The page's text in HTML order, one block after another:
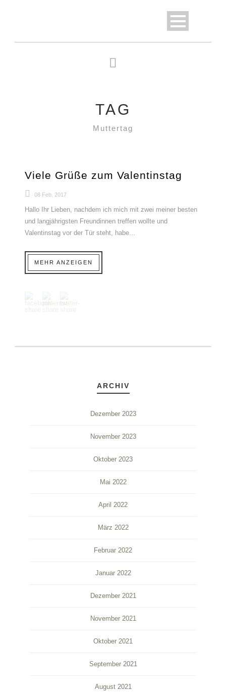
TAG
Muttertag
Viele Grüße zum Valentinstag
08 Feb. 2017
Hallo Ihr Lieben, nachdem ich mich mit zwei meiner besten
und langjährigsten Freundinnen treffen wollte und
Valentinstag vor der Tür steht, habe...
MEHR ANZEIGEN
ARCHIV
Dezember 2023
November 2023
Oktober 2023
Mai 2022
April 2022
März 2022
Februar 2022
Januar 2022
Dezember 2021
November 2021
Oktober 2021
September 2021
August 2021